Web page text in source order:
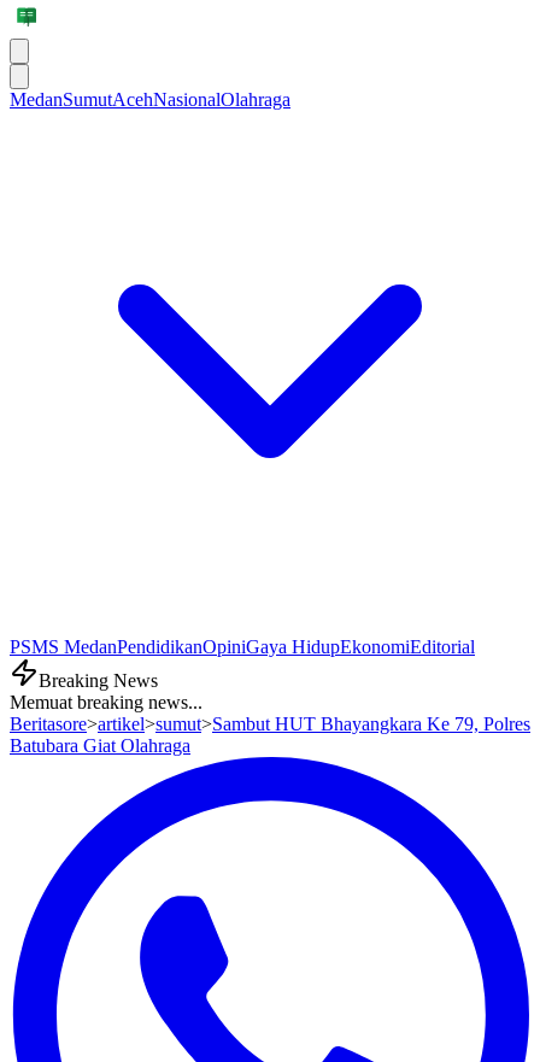
MedanSumutAcehNasionalOlahraga
PSMS MedanPendidikanOpiniGaya HidupEkonomiEditorial
Breaking News
Memuat breaking news...
Beritasore>artikel>sumut>Sambut HUT Bhayangkara Ke 79, Polres
Batubara Giat Olahraga